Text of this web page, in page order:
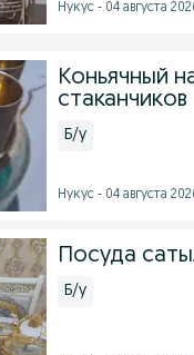
Нукус - 04 августа
Коньячный
стаканчиков
Б/у
Нукус - 04 августа
Посуда
Б/у